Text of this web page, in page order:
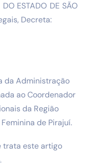
ESTADO DE SÃO
Decreta:
da Administração
ao Coordenador
da Região
de Pirajuí.
trata este artigo